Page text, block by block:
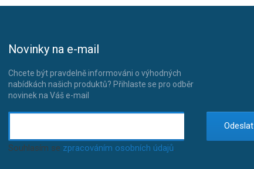
Novinky na e-mail
Chcete být pravdelně informováni o výhodných
nabídkách našich produktů? Přihlaste se pro odběr
novinek na Váš e-mail
Odeslat
Souhlasím se zpracováním osobních údajů.